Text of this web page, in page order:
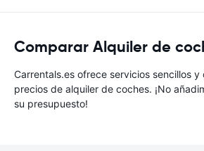
Comparar Alquiler de
Carrentals.es ofrece servicios sencillos
precios de alquiler de coches. ¡No
su presupuesto!